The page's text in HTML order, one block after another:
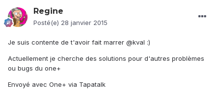
Regine
Posté(e) 28 janvier 2015
Je suis contente de t'avoir fait marrer @kval :)
Actuellement je cherche des solutions pour d'autres problèmes
ou bugs du one+
Envoyé avec One+ via Tapatalk